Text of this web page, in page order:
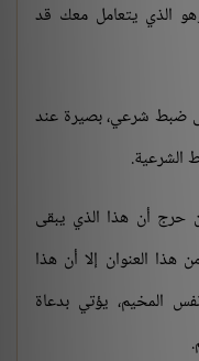
الذي يتعامل معك قد
ضبط شرعي، بصيرة عند
الشرعية.
حرج أن هذا الذي يبقى
هذا العنوان إلا أن هذا
المخيم، يؤتي بدعاة